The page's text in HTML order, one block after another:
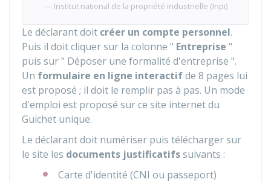
Institut national de la propriété industrielle (Inpi)
Le déclarant doit créer un compte personnel.
Puis il doit cliquer sur la colonne " Entreprise "
puis sur " Déposer une formalité d'entreprise ".
Un formulaire en ligne interactifde 8 pages lui
est proposé ; il doit le remplir pas à pas. Un mode
d'emploi est proposé sur ce site internet du
Guichet unique.
Le déclarant doit numériser puis télécharger sur
le site les documents justificatifssuivants :
Carte d'identité (CNI ou passeport)